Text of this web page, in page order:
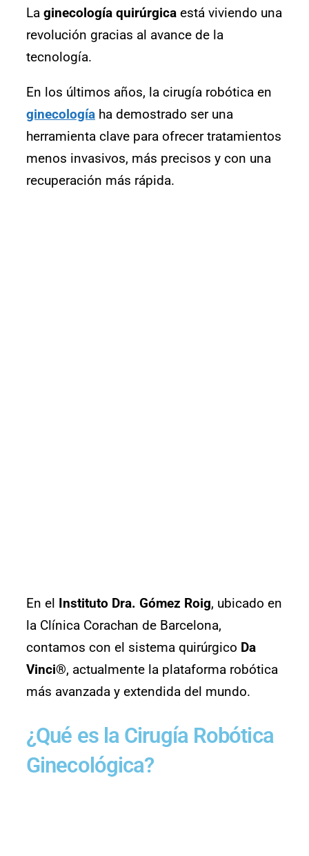
La ginecología quirúrgica está viviendo una
revolución gracias al avance de la
tecnología.
En los últimos años, la cirugía robótica en
ginecología ha demostrado ser una
herramienta clave para ofrecer tratamientos
menos invasivos, más precisos y con una
recuperación más rápida.
En el Instituto Dra. Gómez Roig, ubicado en
la Clínica Corachan de Barcelona,
contamos con el sistema quirúrgico Da
Vinci®, actualmente la plataforma robótica
más avanzada y extendida del mundo.
¿Qué es la Cirugía Robótica
Ginecológica?